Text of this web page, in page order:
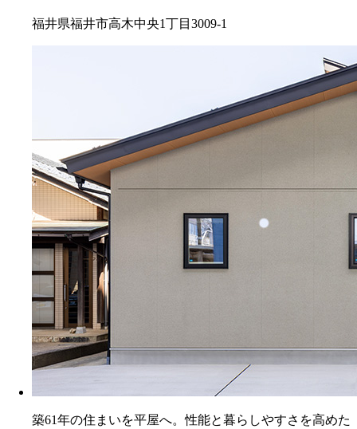
福井県福井市高木中央1丁目3009-1
築61年の住まいを平屋へ。性能と暮らしやすさを高めた